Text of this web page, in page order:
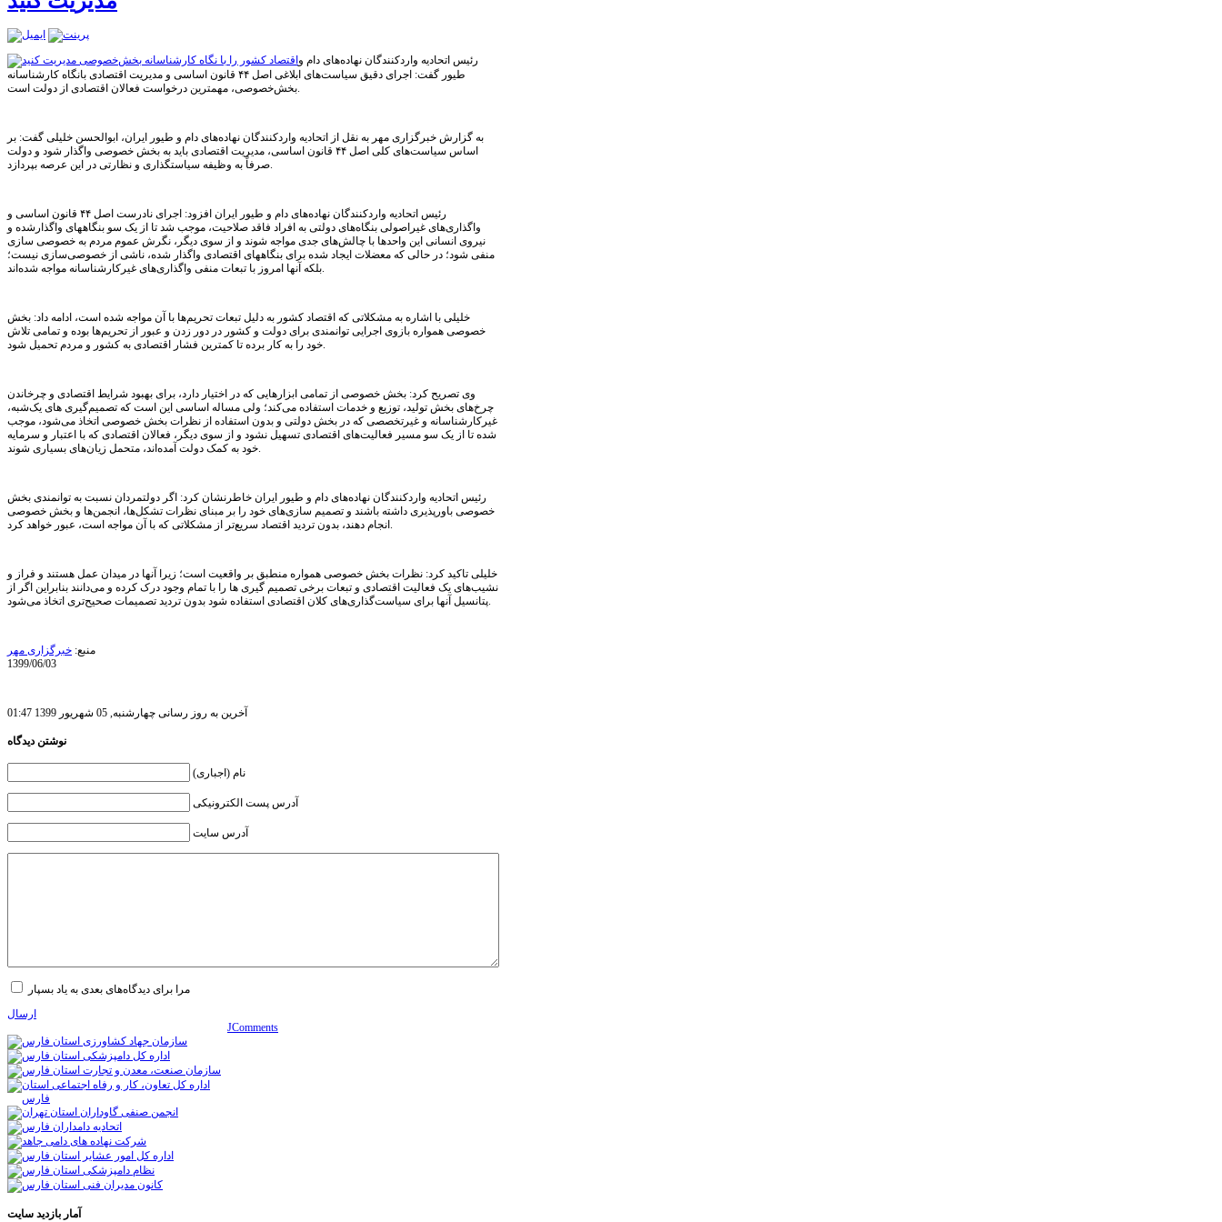
رئیس اتحادیه واردکنندگان نهاده‌های دام و
طیور گفت: اجرای دقیق سیاست‌های ابلاغی اصل ۴۴ قانون اساسی و مدیریت اقتصادی بانگاه کارشناسانه
بخش‌خصوصی، مهمترین درخواست فعالان اقتصادی از دولت است.
به گزارش خبرگزاری مهر به نقل از اتحادیه واردکنندگان نهاده‌های دام و طیور ایران، ابوالحسن خلیلی گفت: بر
اساس سیاست‌های کلی اصل ۴۴ قانون اساسی، مدیریت اقتصادی باید به بخش خصوصی واگذار شود و دولت
صرفاً به وظیفه سیاستگذاری و نظارتی در این عرصه بپردازد.
رئیس اتحادیه واردکنندگان نهاده‌های دام و طیور ایران افزود: اجرای نادرست اصل ۴۴ قانون اساسی و
واگذاری‌های غیراصولی بنگاه‌های دولتی به افراد فاقد صلاحیت، موجب شد تا از یک سو بنگاههای واگذارشده و
نیروی انسانی این واحدها با چالش‌های جدی مواجه شوند و از سوی دیگر، نگرش عموم مردم به خصوصی سازی
منفی شود؛ در حالی که معضلات ایجاد شده برای بنگاههای اقتصادی واگذار شده، ناشی از خصوصی‌سازی نیست؛
بلکه آنها امروز با تبعات منفی واگذاری‌های غیرکارشناسانه مواجه شده‌اند.
خلیلی با اشاره به مشکلاتی که اقتصاد کشور به دلیل تبعات تحریم‌ها با آن مواجه شده است، ادامه داد: بخش
خصوصی همواره بازوی اجرایی توانمندی برای دولت و کشور در دور زدن و عبور از تحریم‌ها بوده و تمامی تلاش
خود را به کار برده تا کمترین فشار اقتصادی به کشور و مردم تحمیل شود.
وی تصریح کرد: بخش خصوصی از تمامی ابزارهایی که در اختیار دارد، برای بهبود شرایط اقتصادی و چرخاندن
چرخ‌های بخش تولید، توزیع و خدمات استفاده می‌کند؛ ولی مساله اساسی این است که تصمیم‌گیری های یک‌شبه،
غیرکارشناسانه و غیرتخصصی که در بخش دولتی و بدون استفاده از نظرات بخش خصوصی اتخاذ می‌شود، موجب
شده تا از یک سو مسیر فعالیت‌های اقتصادی تسهیل نشود و از سوی دیگر، فعالان اقتصادی که با اعتبار و سرمایه
خود به کمک دولت آمده‌اند، متحمل زیان‌های بسیاری شوند.
رئیس اتحادیه واردکنندگان نهاده‌های دام و طیور ایران خاطرنشان کرد: اگر دولتمردان نسبت به توانمندی بخش
خصوصی باورپذیری داشته باشند و تصمیم سازی‌های خود را بر مبنای نظرات تشکل‌ها، انجمن‌ها و بخش خصوصی
انجام دهند، بدون تردید اقتصاد سریع‌تر از مشکلاتی که با آن مواجه است، عبور خواهد کرد.
خلیلی تاکید کرد: نظرات بخش خصوصی همواره منطبق بر واقعیت است؛ زیرا آنها در میدان عمل هستند و فراز و
نشیب‌های یک فعالیت اقتصادی و تبعات برخی تصمیم گیری ها را با تمام وجود درک کرده و می‌دانند بنابراین اگر از
پتانسیل آنها برای سیاست‌گذاری‌های کلان اقتصادی استفاده شود بدون تردید تصمیمات صحیح‌تری اتخاذ می‌شود.
منبع: خبرگزاری مهر
1399/06/03
آخرین به روز رسانی چهارشنبه, 05 شهریور 1399 01:47
نوشتن دیدگاه
نام (اجباری)
آدرس پست الکترونیکی
آدرس سایت
مرا برای دیدگاه‌های بعدی به یاد بسپار
ارسال
JComments
آمار بازدید سایت